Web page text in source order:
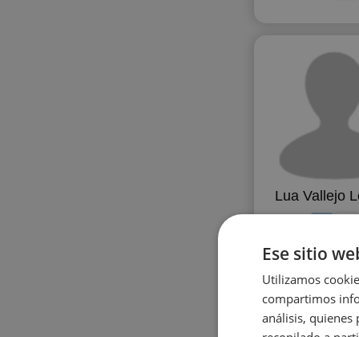
Lua Vallejo
Ese sitio
Utilizamos
compartimos
análisis,